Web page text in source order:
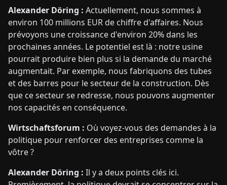
Alexander Döring : Actuellement, nous sommes à
environ 100 millions EUR de chiffre d'affaires. Nous
prévoyons une croissance d'environ 20% dans les
prochaines années. Le potentiel est là : notre usine
pourrait produire bien plus si la demande du marché
augmentait. Par exemple, nous fabriquons des tubes
et des barres pour le secteur de la construction. Dès
que ce secteur se redresse, nous pouvons augmenter
nos capacités en conséquence.
Wirtschaftsforum : Où voyez-vous des demandes à la
politique pour renforcer des entreprises comme la
vôtre ?
Alexander Döring : Il y a deux points clés ici.